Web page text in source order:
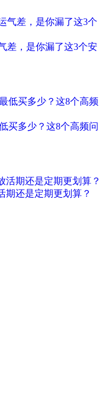
差，是你漏了这3个安
买多少？这8个高频问
期还是定期更划算？